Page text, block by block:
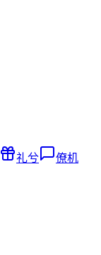
礼兮 僚机